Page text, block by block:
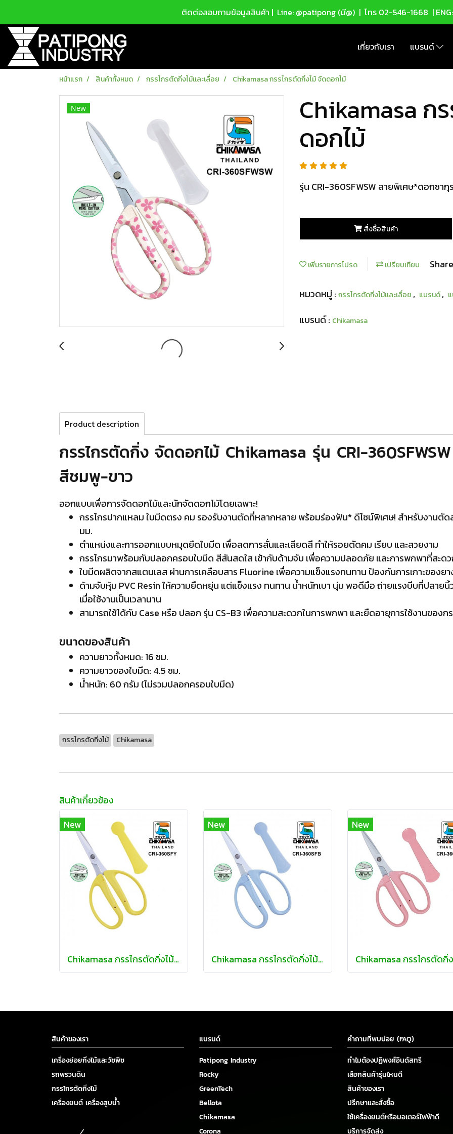
ติดต่อสอบถามข้อมูลสินค้า | Line: @patipong (มี@) | โทร 02-546-1668 |
เกี่ยวกับเรา แบรนด์
หน้าแรก สินค้าทั้งหมด กรรไกรตัดกิ่งไม้เเละเลื่อย Chikamasa กรรไกรตัดกิ่งไม้ จัดดอกไม้
New Chikamasa ก
ดอกไม้
รุ่น CRI-360SFWSW ลายพิเศษ*ดอกซา
สั่งซื้อสินค้า
เพิ่มรายการโปรด เปรียบเทียบ Share
หมวดหมู่ : กรรไกรตัดกิ่งไม้เเละเลื่อย , แบรนด์,
แบรนด์ : Chikamasa
Product description
กรรไกรตัดกิ่ง จัดดอกไม้ Chikamasa รุ่น CRI-
สีชมพู-ขาว
ออกแบบเพื่อการจัดดอกไม้และนักจัดดอกไม้โดยเฉพาะ!
กรรไกรปากแหลม ใบมีดตรง คม รองรับงานตัดที่หลากหลาย พร้อมร่องฟัน* ดีไซน์พิเศษ! สำหรับงานตัด
มม.
ตำแหน่งและการออกแบบหมุดยึดใบมีด เพื่อลดการสั่นและเสียดสี ทำให้รอยตัดคม เรียบ และสวยงาม
กรรไกรมาพร้อมกับปลอกครอบใบมีด สีสันสดใส เข้ากับด้ามจับ เพื่อความปลอดภัย และการพกพาที่สะด
ใบมีดผลิตจากสแตนเลส ผ่านการเคลือบสาร Fluorine เพื่อความแข็งแรงทนทาน ป้องกันการเกาะของย
ด้ามจับหุ้ม PVC Resin ให้ความยืดหยุ่น แต่แข็งแรง ทนทาน น้ำหนักเบา นุ่ม พอดีมือ ถ่ายแรงบีบที่ปลายนิ้
เมื่อใช้งานเป็นเวลานาน
สามารถใช้ได้กับ Case หรือ ปลอก รุ่น CS-B3 เพื่อความสะดวกในการพกพา และยืดอายุการใช้งานของก
ขนาดของสินค้า
ความยาวทั้งหมด: 16 ซม.
ความยาวของใบมีด: 4.5 ซม.
น้ำหนัก: 60 กรัม (ไม่รวมปลอกครอบใบมีด)
กรรไกรตัดกิ่งไม้ Chikamasa
สินค้าเกี่ยวข้อง
New
Chikamasa กรรไกรตัดกิ่งไม้ จัดดอกไม้
New
Chikamasa กรรไกรตัดกิ่งไม้ จัดดอกไม้
New
สินค้าของเรา
เครื่องย่อยกิ่งไม้และวัชพืช
รถพรวนดิน
กรรไกรตัดกิ่งไม้
เครื่องยนต์ เครื่องสูบน้ำ
แบรนด์
Patipong Industry
Rocky
GreenTech
Bellota
Chikamasa
Corona
คำถามที่พบบ่อย (FAQ)
ทำไมต้องปฏิพงศ์อินดัสทรี
เลือกสินค้ารุ่นไหนดี
สินค้าของเรา
ปรึกษาและสั่งซื้อ
ใช้เครื่องยนต์หรือมอเตอร์ไฟฟ้าดี
บริการจัดส่ง